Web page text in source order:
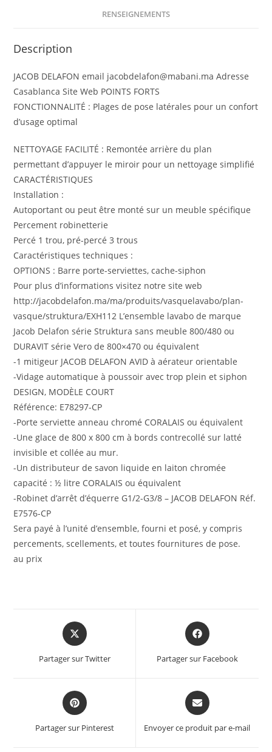
RENSEIGNEMENTS
Description
JACOB DELAFON email jacobdelafon@mabani.ma Adresse
Casablanca Site Web POINTS FORTS
FONCTIONNALITÉ : Plages de pose latérales pour un confort
d’usage optimal
NETTOYAGE FACILITÉ : Remontée arrière du plan
permettant d’appuyer le miroir pour un nettoyage simplifié
CARACTÉRISTIQUES
Installation :
Autoportant ou peut être monté sur un meuble spécifique
Percement robinetterie
Percé 1 trou, pré-percé 3 trous
Caractéristiques techniques :
OPTIONS : Barre porte-serviettes, cache-siphon
Pour plus d’informations visitez notre site web
http://jacobdelafon.ma/ma/produits/vasquelavabo/plan-
vasque/struktura/EXH112 L’ensemble lavabo de marque
Jacob Delafon série Struktura sans meuble 800/480 ou
DURAVIT série Vero de 800×470 ou équivalent
-1 mitigeur JACOB DELAFON AVID à aérateur orientable
-Vidage automatique à poussoir avec trop plein et siphon
DESIGN, MODÈLE COURT
Référence: E78297-CP
-Porte serviette anneau chromé CORALAIS ou équivalent
-Une glace de 800 x 800 cm à bords contrecollé sur latté
invisible et collée au mur.
-Un distributeur de savon liquide en laiton chromée
capacité : ½ litre CORALAIS ou équivalent
-Robinet d’arrêt d’équerre G1/2-G3/8 – JACOB DELAFON Réf.
E7576-CP
Sera payé à l’unité d’ensemble, fourni et posé, y compris
percements, scellements, et toutes fournitures de pose.
au prix
Partager sur Twitter Partager sur Facebook
Partager sur Pinterest Envoyer ce produit par e-mail